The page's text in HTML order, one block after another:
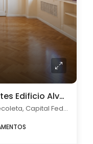
Venta Penthouse 2 ambientes Edificio Alvear de Categoría Recoleta
Avenida Alvear 1881 - Recoleta, Recoleta, Capital Federal